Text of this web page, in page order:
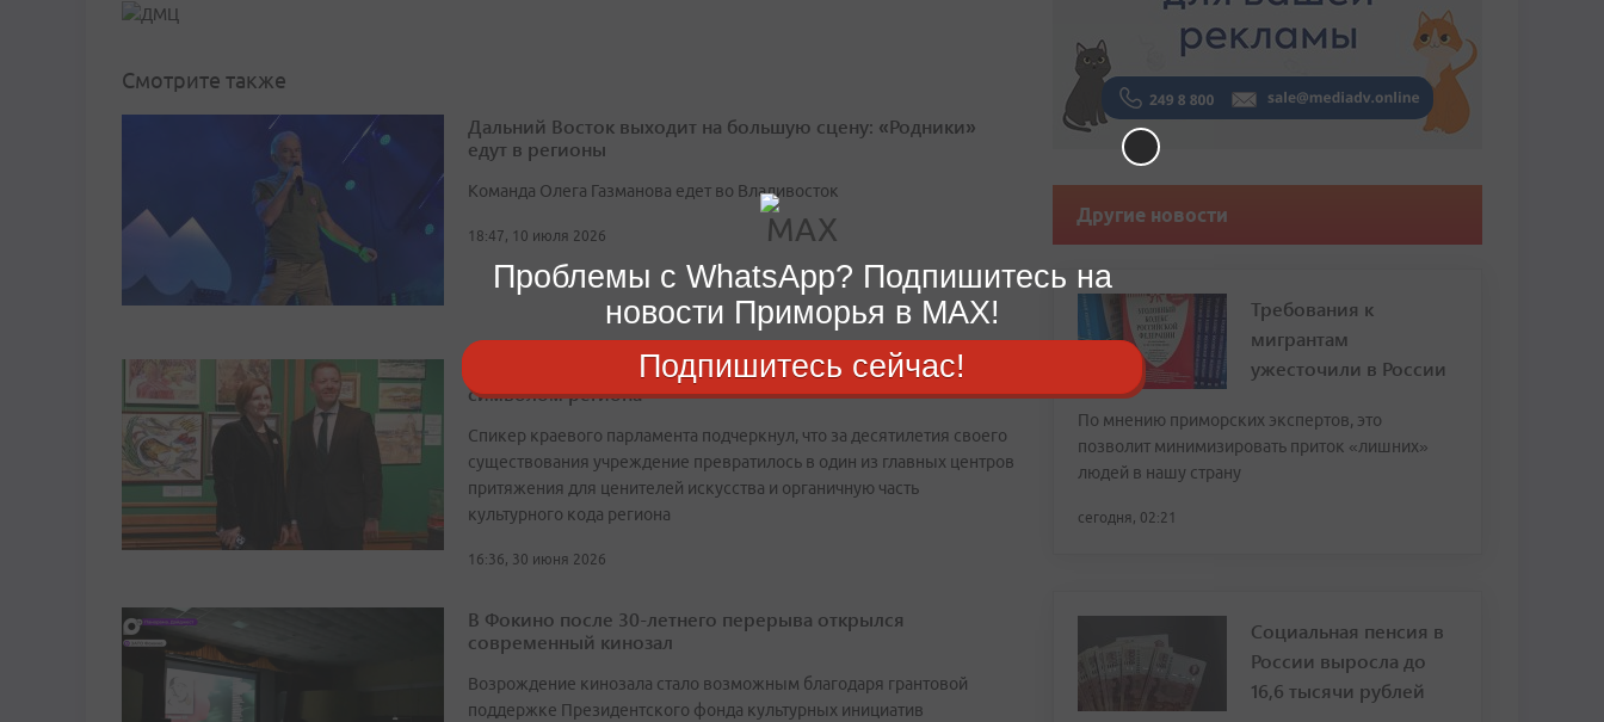
Смотрите также
Дальний Восток выходит на большую сцену: «Родники»
едут в регионы
Команда Олега Газманова едет во Владивосток
18:47, 10 июля 2026
Волошко: Приморская картинная галерея стала культурным
символом региона
Спикер краевого парламента подчеркнул, что за десятилетия своего
существования учреждение превратилось в один из главных центров
притяжения для ценителей искусства и органичную часть
культурного кода региона
16:36, 30 июня 2026
В Фокино после 30-летнего перерыва открылся
современный кинозал
Возрождение кинозала стало возможным благодаря грантовой
поддержке Президентского фонда культурных инициатив
Другие новости
Требования к
мигрантам
ужесточили в России
По мнению приморских экспертов, это
позволит минимизировать приток «лишних»
людей в нашу страну
сегодня, 02:21
Социальная пенсия в
России выросла до
16,6 тысячи рублей
Проблемы с WhatsApp? Подпишитесь на
новости Приморья в MAX!
Подпишитесь сейчас!